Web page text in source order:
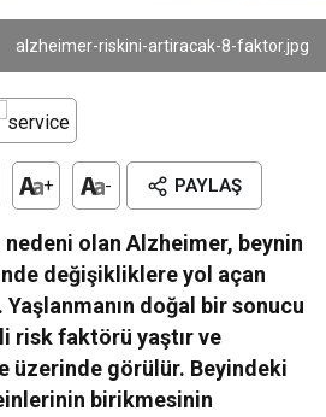
alzheimer-riskini-artiracak-8-faktor.jpg
+ - PAYLAŞ
nedeni olan Alzheimer, beynin
değişikliklere yol açan
doğal bir sonucu
risk faktörü yaştır ve
üzerinde görülür. Beyindeki
birikmesinin